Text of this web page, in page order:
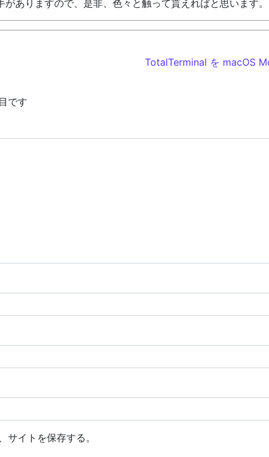
ありますので、是非、色々と触って貰えればと思います。
TotalTerminal を macOS
です
イトを保存する。